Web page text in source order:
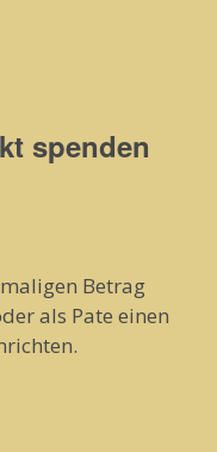
spenden
Betrag
als Pate einen